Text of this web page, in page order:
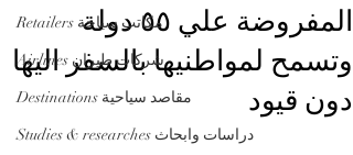
Retailers مكاتب سياحة
Airlines شركات طيران
Destinations مقاصد سياحية
Studies & researches دراسات وابحاث
المفروضة علي ٥٥ دولة
وتسمح لمواطنيها بالسفر اليها
دون قيود